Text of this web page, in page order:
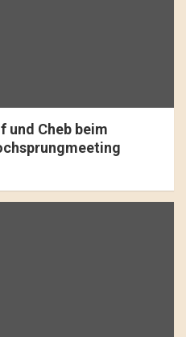
und Cheb beim